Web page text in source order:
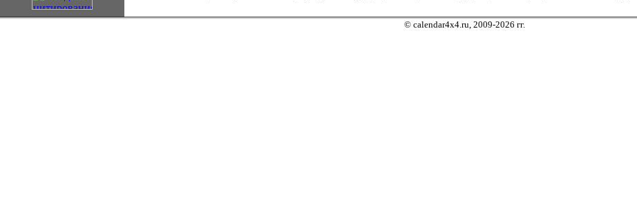
© calendar4x4.ru, 2009-2026 гг.